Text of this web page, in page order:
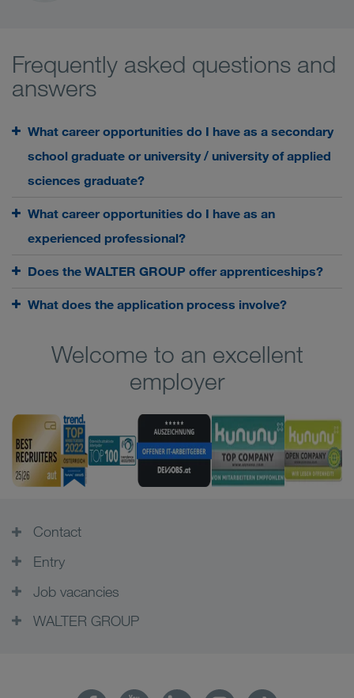
Frequently asked questions and
answers
What career opportunities do I have as a secondary
school graduate or university / university of applied
sciences graduate?
What career opportunities do I have as an
experienced professional?
Does the WALTER GROUP offer apprenticeships?
What does the application process involve?
Welcome to an excellent
employer
Contact
Entry
Job vacancies
WALTER GROUP